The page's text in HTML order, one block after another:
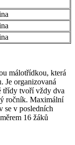
málotřídkou, která
Je organizovaná
třídy tvoří vždy dva
ročník. Maximální
se v posledních
16 žáků